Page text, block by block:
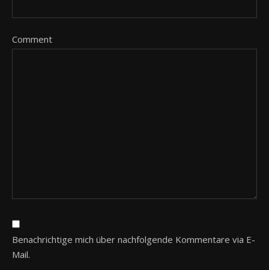
Comment
Benachrichtige mich über nachfolgende Kommentare via E-
Mail.